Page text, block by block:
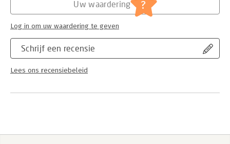
Schrijf een recensie
Lees ons recensiebeleid
Uw waardering ?
Log in om uw waardering te geven